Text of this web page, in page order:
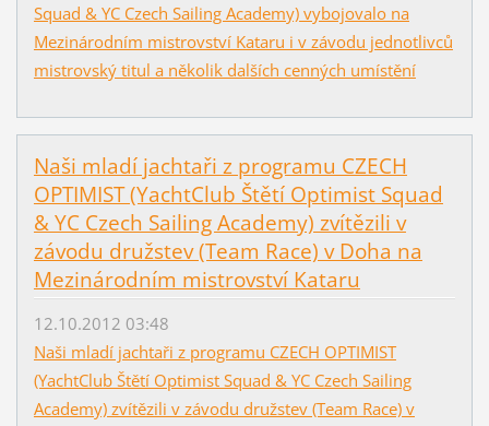
Squad & YC Czech Sailing Academy) vybojovalo na
Mezinárodním mistrovství Kataru i v závodu jednotlivců
mistrovský titul a několik dalších cenných umístění
Naši mladí jachtaři z programu CZECH
OPTIMIST (YachtClub Štětí Optimist Squad
& YC Czech Sailing Academy) zvítězili v
závodu družstev (Team Race) v Doha na
Mezinárodním mistrovství Kataru
12.10.2012 03:48
Naši mladí jachtaři z programu CZECH OPTIMIST
(YachtClub Štětí Optimist Squad & YC Czech Sailing
Academy) zvítězili v závodu družstev (Team Race) v